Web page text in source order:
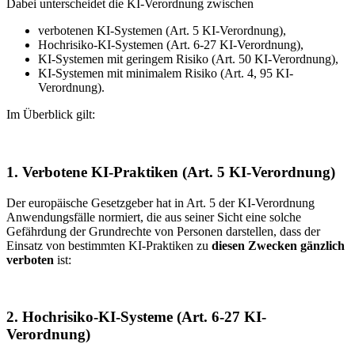
Dabei unterscheidet die KI-Verordnung zwischen
verbotenen KI-Systemen (Art. 5 KI-Verordnung),
Hochrisiko-KI-Systemen (Art. 6-27 KI-Verordnung),
KI-Systemen mit geringem Risiko (Art. 50 KI-Verordnung),
KI-Systemen mit minimalem Risiko (Art. 4, 95 KI-
Verordnung).
Im Überblick gilt:
1. Verbotene KI-Praktiken (Art. 5 KI-Verordnung)
Der europäische Gesetzgeber hat in Art. 5 der KI-Verordnung
Anwendungsfälle normiert, die aus seiner Sicht eine solche
Gefährdung der Grundrechte von Personen darstellen, dass der
Einsatz von bestimmten KI-Praktiken zu diesen Zwecken gänzlich
verboten ist:
2. Hochrisiko-KI-Systeme (Art. 6-27 KI-
Verordnung)